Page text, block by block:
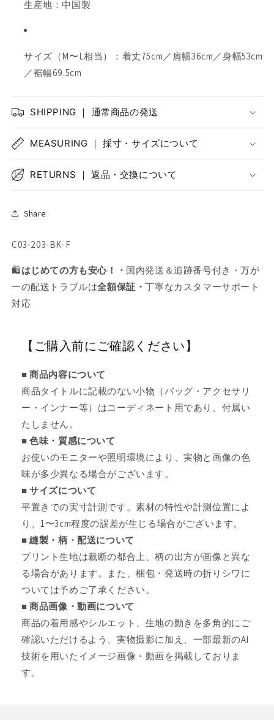
生産地：中国製
サイズ（M〜L相当）：着丈75cm／肩幅36cm／身幅53cm
／裾幅69.5cm
SHIPPING ｜ 通常商品の発送
MEASURING ｜ 採寸・サイズについて
RETURNS ｜ 返品・交換について
Share
SKU:
C03-203-BK-F
🛍️はじめての方も安心！・ 国内発送＆追跡番号付き・万が
一の配送トラブルは全額保証・丁寧なカスタマーサポート
対応
【ご購入前にご確認ください】
■ 商品内容について
商品タイトルに記載のない小物（バッグ・アクセサリ
ー・インナー等）はコーディネート用であり、付属い
たしません。
■ 色味・質感について
お使いのモニターや照明環境により、実物と画像の色
味が多少異なる場合がございます。
■ サイズについて
平置きでの実寸計測です。素材の特性や計測位置によ
り、1〜3cm程度の誤差が生じる場合がございます。
■ 縫製・柄・配送について
プリント生地は裁断の都合上、柄の出方が画像と異な
る場合があります。また、梱包・発送時の折りシワに
ついては予めご了承ください。
■ 商品画像・動画について
商品の着用感やシルエット、生地の動きを多角的にご
確認いただけるよう、実物撮影に加え、一部最新のAI
技術を用いたイメージ画像・動画を掲載しておりま
す。